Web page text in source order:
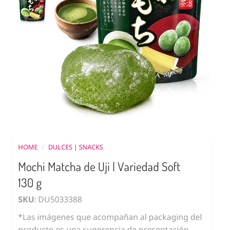
HOME / DULCES | SNACKS
Mochi Matcha de Uji | Variedad Soft
130 g
SKU: DU5033388
*Las imágenes que acompañan al packaging del